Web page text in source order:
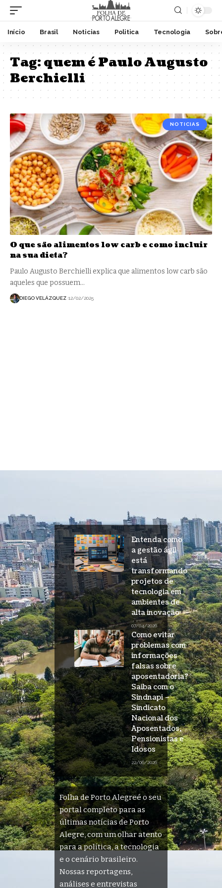
Início Brasil Noticias Politica Tecnologia
Tag:quem é Paulo Augusto
Berchielli
NOTICIAS
O que são alimentos low carb e como incluir
na sua dieta?
Paulo Augusto Berchielli explica que alimentos low carb são
aqueles que possuem…
DIEGO VELÁZQUEZ 12/02/2025
Entenda como
a gestão ágil
está
transformando
projetos de
tecnologia em
ambientes de
alta inovação
07/04/2026
Como evitar
problemas com
informações
falsas sobre
aposentadoria?
Saiba com o
Sindnapi –
Sindicato
Nacional dos
Aposentados,
Pensionistas e
Idosos
22/06/2026
Folha de Porto Alegreé o seu
portal completo para as
últimas notícias de Porto
Alegre, com um olhar atento
para a política, a tecnologia
e o cenário brasileiro.
Nossas reportagens,
análises e entrevistas